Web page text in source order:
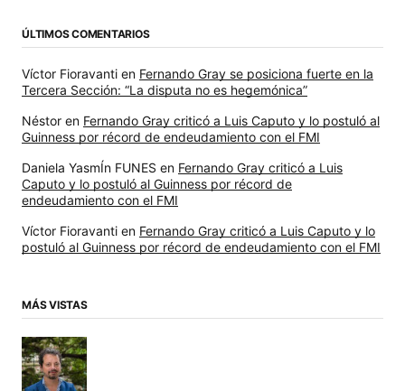
ÚLTIMOS COMENTARIOS
Víctor Fioravanti en Fernando Gray se posiciona fuerte en la
Tercera Sección: “La disputa no es hegemónica”
Néstor en Fernando Gray criticó a Luis Caputo y lo postuló al
Guinness por récord de endeudamiento con el FMI
Daniela YasmÍn FUNES en Fernando Gray criticó a Luis
Caputo y lo postuló al Guinness por récord de
endeudamiento con el FMI
Víctor Fioravanti en Fernando Gray criticó a Luis Caputo y lo
postuló al Guinness por récord de endeudamiento con el FMI
MÁS VISTAS